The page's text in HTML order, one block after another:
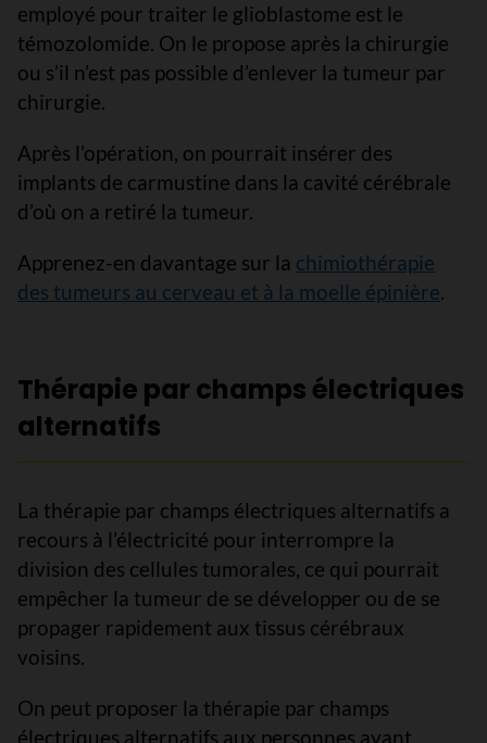
employé pour traiter le glioblastome est le
témozolomide. On le propose après la chirurgie
ou s’il n’est pas possible d’enlever la tumeur par
chirurgie.
Après l’opération, on pourrait insérer des
implants de carmustine dans la cavité cérébrale
d’où on a retiré la tumeur.
Apprenez-en davantage sur la chimiothérapie
des tumeurs au cerveau et à la moelle épinière.
Thérapie par champs électriques
alternatifs
La thérapie par champs électriques alternatifs a
recours à l’électricité pour interrompre la
division des cellules tumorales, ce qui pourrait
empêcher la tumeur de se développer ou de se
propager rapidement aux tissus cérébraux
voisins.
On peut proposer la thérapie par champs
électriques alternatifs aux personnes ayant